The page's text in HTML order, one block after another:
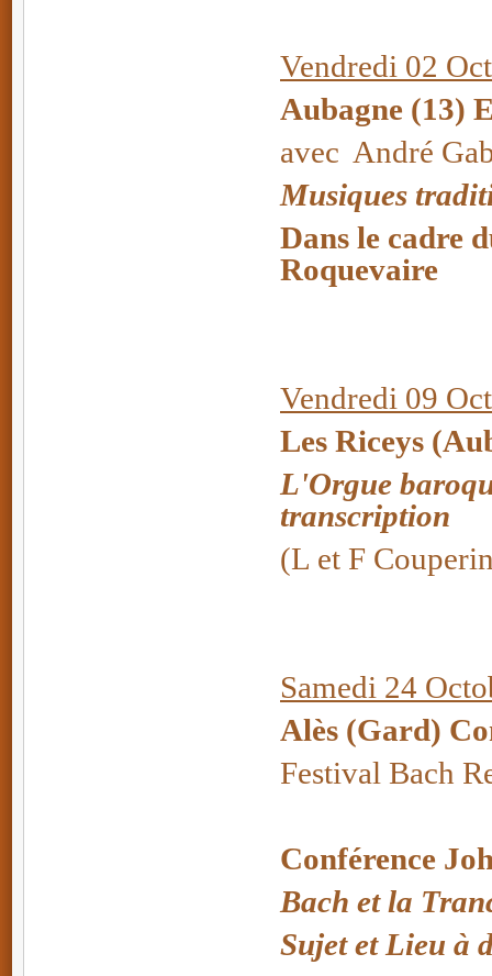
Vendredi 02
Aubagne (13)
avec André
Musiques
Dans le cadre
Roquevaire
Vendredi 09
Les Riceys
L'Orgue
transcription
(L et F
Samedi 24
Alès (Gard)
Festival Bach
Conférence
Bach et la
Sujet et Lieu à